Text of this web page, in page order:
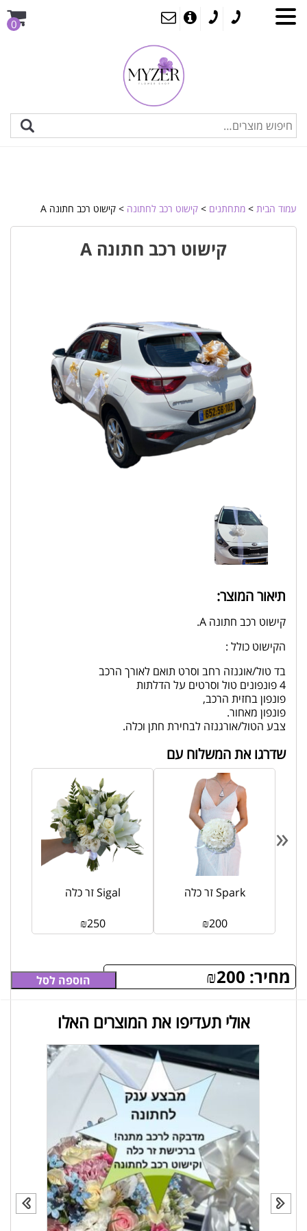
0
עמוד הבית > מתחתנים > קישוט רכב לחתונה > קישוט רכב חתונה A
קישוט רכב חתונה A
תיאור המוצר:
קישוט רכב חתונה A.
הקישוט כולל :
בד טול/אוגנזה רחב וסרט תואם לאורך הרכב
4 פונפונים טול וסרטים על הדלתות
פונפון בחזית הרכב,
פונפון מאחור.
צבע הטול/אורגנזה לבחירת חתן וכלה.
מחיר: ₪200 הוספה לסל
שדרגו את המשלוח עם
זר כלה Sigal
₪250
זר כלה Spark
₪200
«
אולי תעדיפו את המוצרים האלו